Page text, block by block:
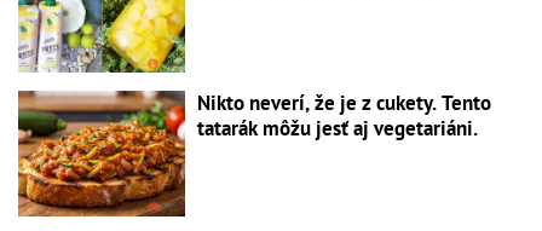
Nikto neverí, že je z cukety. Tento
tatarák môžu jesť aj vegetariáni.